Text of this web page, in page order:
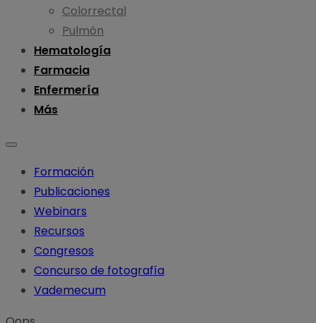
Colorrectal
Pulmón
Hematología
Farmacia
Enfermería
Más
Formación
Publicaciones
Webinars
Recursos
Congresos
Concurso de fotografía
Vademecum